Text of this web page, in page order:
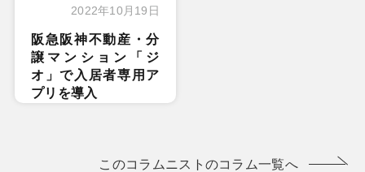
2022年10月19日
阪急阪神不動産・分
譲マンション「ジ
オ」で入居者専用ア
プリを導入
このコラムニストのコラム一覧へ